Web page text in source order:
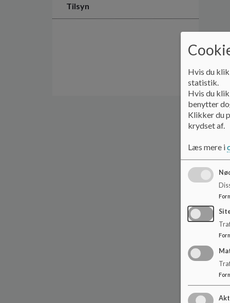
Tilsyn
Hvis du
statistik.
Hvis du
benytter
Klikker du
krydset af.
Læs mere i